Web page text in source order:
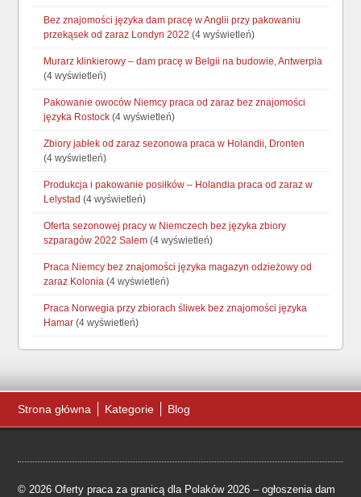
Bez znajomości języka dam pracę w Anglii przy pakowaniu
przekąsek od zaraz Londyn 2022 (4 wyświetleń)
Murarz klinkierowy – dam pracę w Belgii na budowie, Antwerpia
(4 wyświetleń)
Pakowanie owoców Niemcy praca od zaraz bez znajomości
języka Rostock (4 wyświetleń)
Zbiory jabłek od zaraz sezonowa praca w Holandii, Dronten
(4 wyświetleń)
Produkcja i pakowanie posiłków – Holandia praca od zaraz w
Lelystad (4 wyświetleń)
Oferta sezonowej pracy w Niemczech bez języka zbiory
szparagów 2022 Salem (4 wyświetleń)
Praca Niemcy bez znajomości języka magazyn odzieżowy od
zaraz Kolonia (4 wyświetleń)
Praca Norwegia przy zbiorach śliwek bez znajomości języka
Hamar (4 wyświetleń)
Strona główna Kategorie Blog
© 2026 Oferty praca za granicą dla Polaków 2026 – ogłoszenia dam